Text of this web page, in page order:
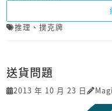
推理 、 撲克牌
送貨問題
2013 年 10 月 23 日